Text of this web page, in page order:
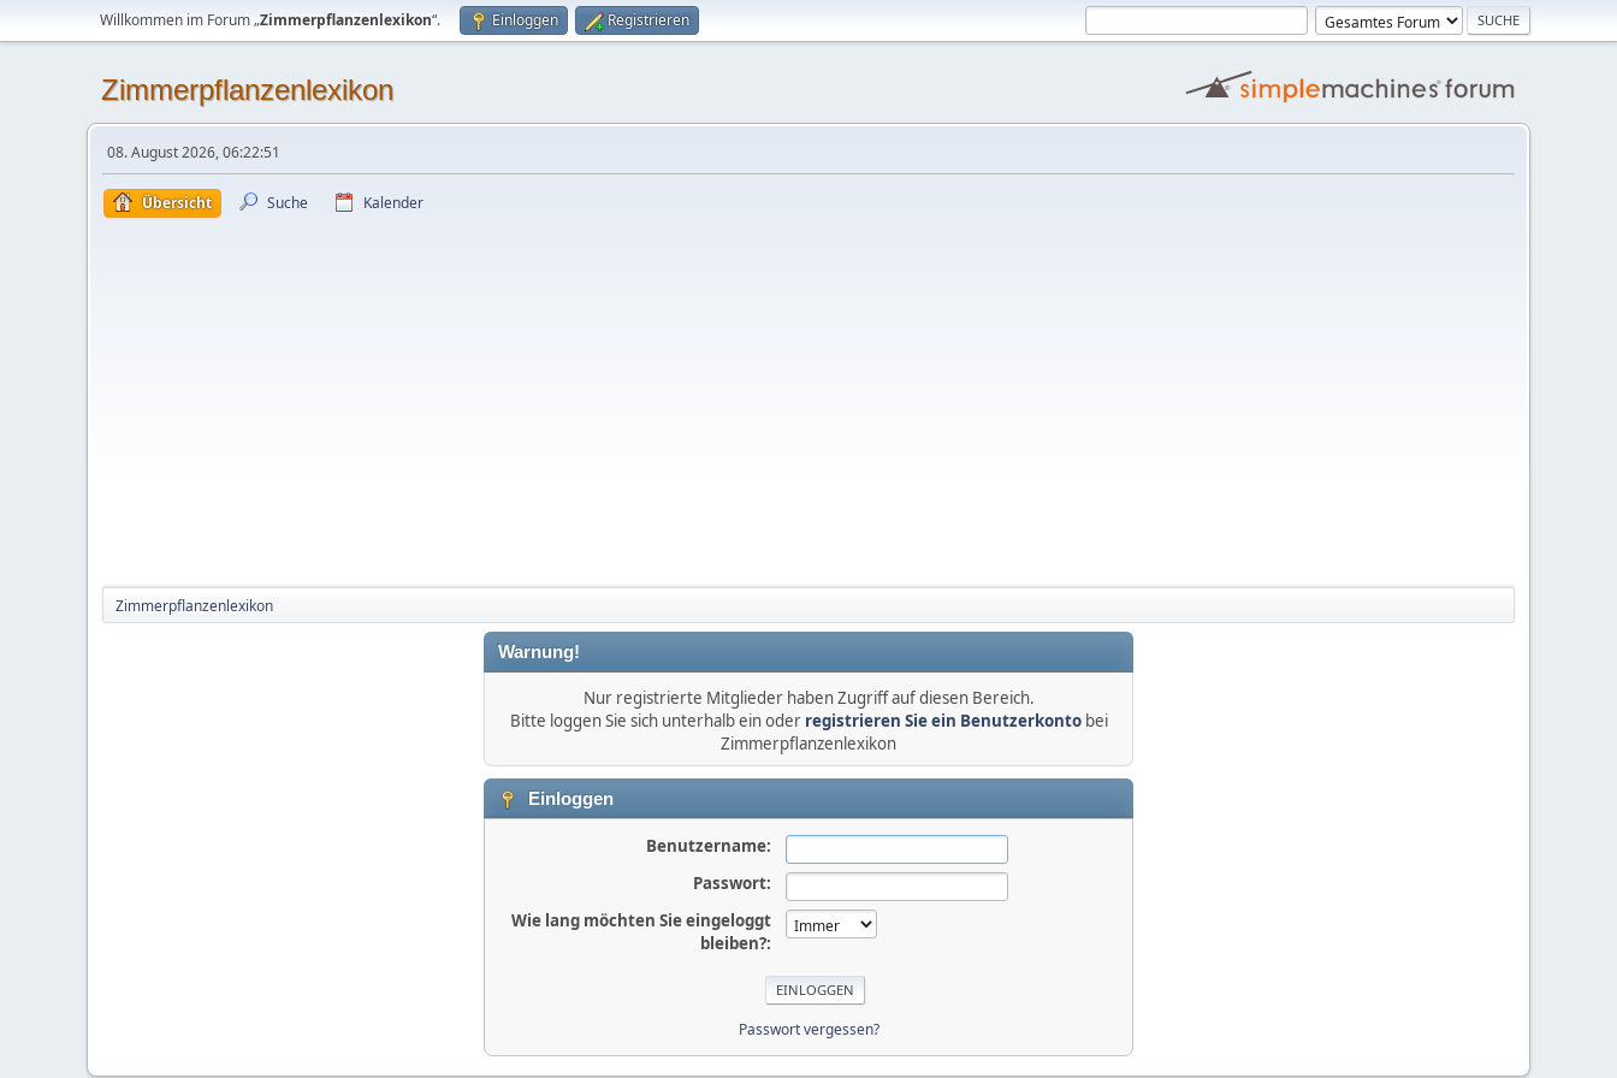
Willkommen im Forum „Zimmerpflanzenlexikon“. Einloggen Registrieren
Zimmerpflanzenlexikon
08. August 2026, 06:22:51
Übersicht Suche Kalender
Zimmerpflanzenlexikon
Warnung!
Nur registrierte Mitglieder haben Zugriff auf diesen Bereich.
Bitte loggen Sie sich unterhalb ein oder registrieren Sie ein Benutzerkontobei
Zimmerpflanzenlexikon
Einloggen
Benutzername:
Passwort:
Wie lang möchten Sie eingeloggt
bleiben?:
Passwort vergessen?